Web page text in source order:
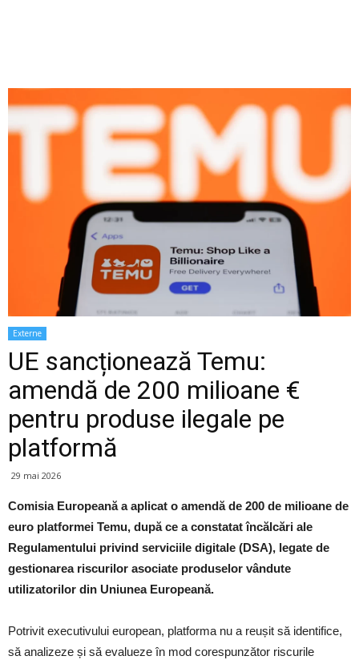
Externe
UE sancționează Temu:
amendă de 200 milioane €
pentru produse ilegale pe
platformă
29 mai 2026
Comisia Europeană a aplicat o amendă de 200 de milioane de
euro platformei Temu, după ce a constatat încălcări ale
Regulamentului privind serviciile digitale (DSA), legate de
gestionarea riscurilor asociate produselor vândute
utilizatorilor din Uniunea Europeană.
Potrivit executivului european, platforma nu a reușit să identifice,
să analizeze și să evalueze în mod corespunzător riscurile